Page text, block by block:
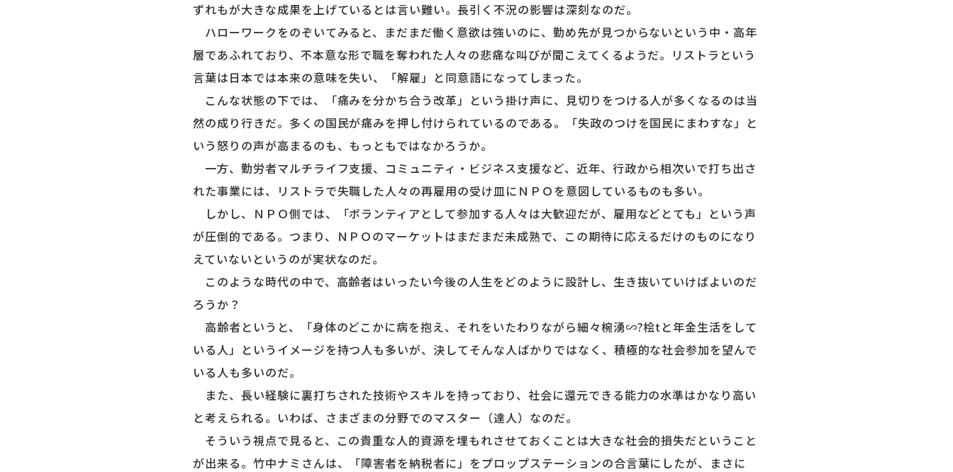
ずれもが大きな成果を上げているとは言い難い。長引く不況の影響は深刻なのだ。
ハローワークをのぞいてみると、まだまだ働く意欲は強いのに、勤め先が見つからないという中・高年
層であふれており、不本意な形で職を奪われた人々の悲痛な叫びが聞こえてくるようだ。リストラという
言葉は日本では本来の意味を失い、「解雇」と同意語になってしまった。
こんな状態の下では、「痛みを分かち合う改革」という掛け声に、見切りをつける人が多くなるのは当
然の成り行きだ。多くの国民が痛みを押し付けられているのである。「失政のつけを国民にまわすな」と
いう怒りの声が高まるのも、もっともではなかろうか。
一方、勤労者マルチライフ支援、コミュニティ・ビジネス支援など、近年、行政から相次いで打ち出さ
れた事業には、リストラで失職した人々の再雇用の受け皿にＮＰＯを意図しているものも多い。
しかし、ＮＰＯ側では、「ボランティアとして参加する人々は大歓迎だが、雇用などとても」という声
が圧倒的である。つまり、ＮＰＯのマーケットはまだまだ未成熟で、この期待に応えるだけのものになり
えていないというのが実状なのだ。
このような時代の中で、高齢者はいったい今後の人生をどのように設計し、生き抜いていけばよいのだ
ろうか？
高齢者というと、「身体のどこかに病を抱え、それをいたわりながら細々椀湧∽?桧tと年金生活をして
いる人」というイメージを持つ人も多いが、決してそんな人ばかりではなく、積極的な社会参加を望んで
いる人も多いのだ。
また、長い経験に裏打ちされた技術やスキルを持っており、社会に還元できる能力の水準はかなり高い
と考えられる。いわば、さまざまの分野でのマスター（達人）なのだ。
そういう視点で見ると、この貴重な人的資源を埋もれさせておくことは大きな社会的損失だということ
が出来る。竹中ナミさんは、「障害者を納税者に」をプロップステーションの合言葉にしたが、まさに